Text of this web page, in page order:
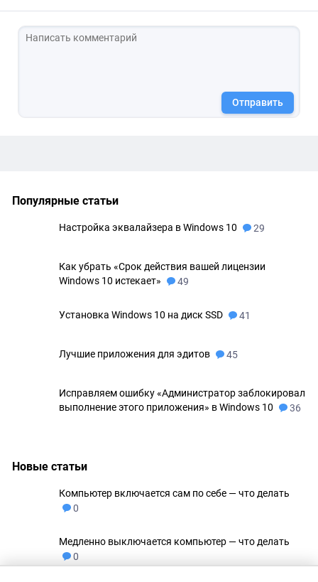
Популярные статьи
Настройка эквалайзера в Windows 10 29
Как убрать «Срок действия вашей лицензии
Windows 10 истекает»
49
Установка Windows 10 на диск SSD 41
Лучшие приложения для эдитов 45
Исправляем ошибку «Администратор заблокировал
выполнение этого приложения» в Windows 10
36
Новые статьи
Компьютер включается сам по себе — что делать
0
Медленно выключается компьютер — что делать
0
Отправить